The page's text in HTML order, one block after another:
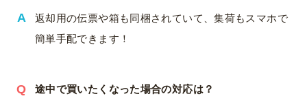
返却用の伝票や箱も同梱されていて、集荷もスマホで
簡単手配できます！
途中で買いたくなった場合の対応は？